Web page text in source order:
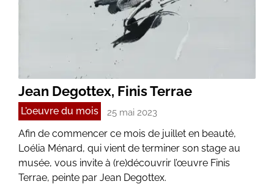
Jean Degottex, Finis Terrae
L'oeuvre du mois 25 mai 2023
Afin de commencer ce mois de juillet en beauté,
Loélia Ménard, qui vient de terminer son stage au
musée, vous invite à (re)découvrir l’œuvre Finis
Terrae, peinte par Jean Degottex.